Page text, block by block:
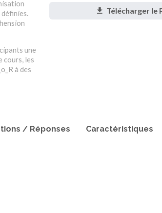
Télécharger le
une
cours, les
à des
/ Réponses Caractéristiques